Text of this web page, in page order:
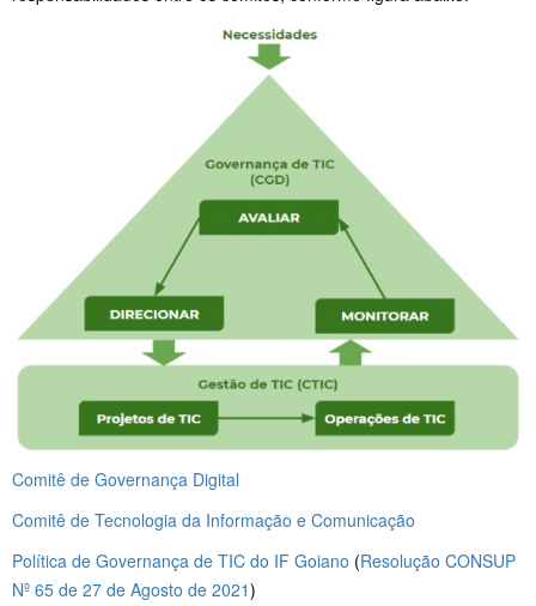
Comitê de Governança Digital
Comitê de Tecnologia da Informação e Comunicação
Política de Governança de TIC do IF Goiano (Resolução CONSUP
Nº 65 de 27 de Agosto de 2021)